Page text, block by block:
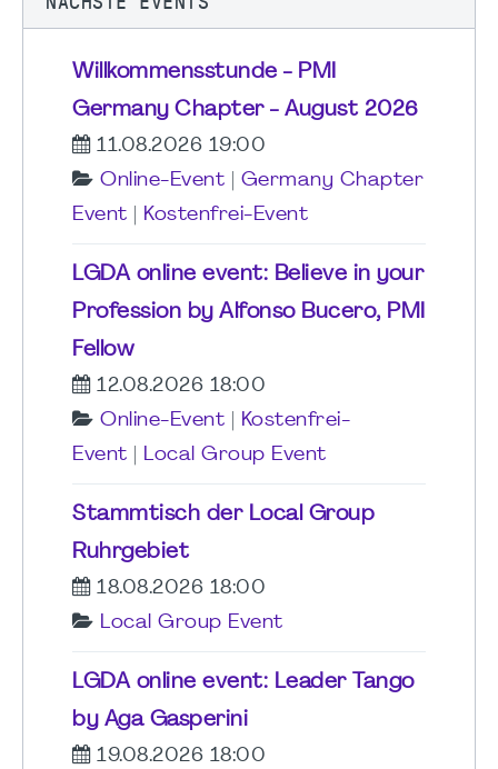
Willkommensstunde - PMI
Germany Chapter - August 2026
11.08.2026 19:00
Online-Event
Germany Chapter
Event
Kostenfrei-Event
LGDA online event: Believe in your
Profession by Alfonso Bucero, PMI
Fellow
12.08.2026 18:00
Online-Event
Kostenfrei-
Event
Local Group Event
Stammtisch der Local Group
Ruhrgebiet
18.08.2026 18:00
Local Group Event
LGDA online event: Leader Tango
by Aga Gasperini
19.08.2026 18:00